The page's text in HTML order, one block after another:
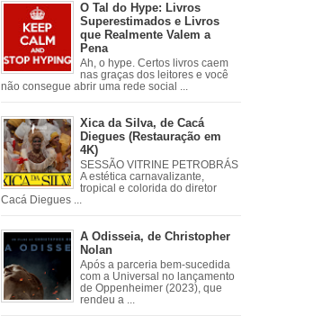
O Tal do Hype: Livros
Superestimados e Livros
que Realmente Valem a
Pena
Ah, o hype. Certos livros caem
nas graças dos leitores e você
não consegue abrir uma rede social ...
Xica da Silva, de Cacá
Diegues (Restauração em
4K)
SESSÃO VITRINE PETROBRÁS
A estética carnavalizante,
tropical e colorida do diretor
Cacá Diegues ...
A Odisseia, de Christopher
Nolan
Após a parceria bem-sucedida
com a Universal no lançamento
de Oppenheimer (2023), que
rendeu a ...